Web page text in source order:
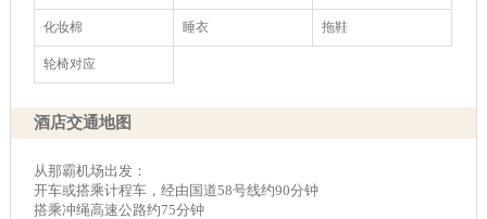
化妆棉 睡衣 拖鞋
轮椅对应
酒店交通地图
从那霸机场出发：
开车或搭乘计程车，经由国道58号线约90分钟
搭乘冲绳高速公路约75分钟